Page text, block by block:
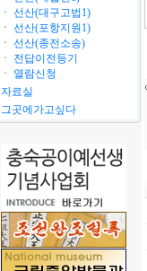
ㆍ 선산(대구고법1)
ㆍ 선산(포항지원1)
ㆍ 선산(종전소송)
ㆍ
전답이전등기
ㆍ
열람신청
자료실
그곳에가고싶다